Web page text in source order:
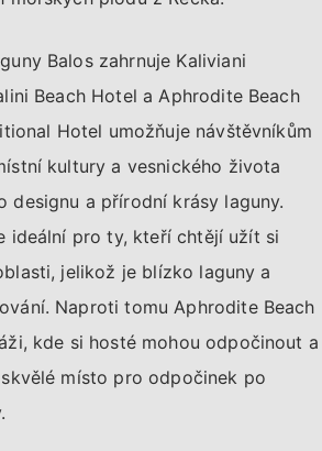
Balos zahrnuje Kaliviani
Beach Hotel a Aphrodite Beach
Hotel umožňuje návštěvníkům
kultury a vesnického života
designu a přírodní krásy laguny.
ideální pro ty, kteří chtějí užít si
jelikož je blízko laguny a
Naproti tomu Aphrodite Beach
kde si hosté mohou odpočinout a
místo pro odpočinek po